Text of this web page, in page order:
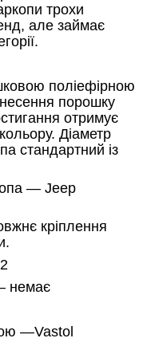
трохи
але займає
поліефірною
порошку
отримує
Діаметр
стандартний із
— Jeep
кріплення
немає
—Vastol